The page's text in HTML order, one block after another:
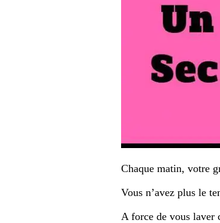
Chaque matin, votre
Vous n’avez plus le
A force de vous laver